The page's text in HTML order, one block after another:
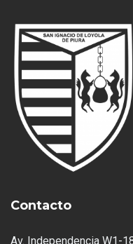
Contacto
Av. Independencia W1-